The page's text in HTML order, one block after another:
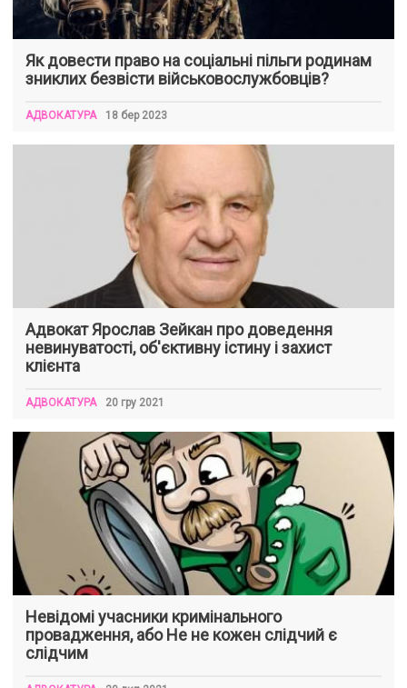
Як довести право на соціальні пільги родинам
зниклих безвісти військовослужбовців?
АДВОКАТУРА 18 бер 2023
Адвокат Ярослав Зейкан про доведення
невинуватості, об'єктивну істину і захист
клієнта
АДВОКАТУРА 20 гру 2021
Невідомі учасники кримінального
провадження, або Не не кожен слідчий є
слідчим